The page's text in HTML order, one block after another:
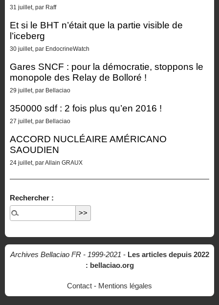
31 juillet, par Raff
Et si le BHT n’était que la partie visible de
l’iceberg
30 juillet, par EndocrineWatch
Gares SNCF : pour la démocratie, stoppons le
monopole des Relay de Bolloré !
29 juillet, par Bellaciao
350000 sdf : 2 fois plus qu’en 2016 !
27 juillet, par Bellaciao
ACCORD NUCLÉAIRE AMÉRICANO
SAOUDIEN
24 juillet, par Allain GRAUX
Rechercher :
Archives Bellaciao FR - 1999-2021 - Les articles depuis 2022
: bellaciao.org
Contact - Mentions légales